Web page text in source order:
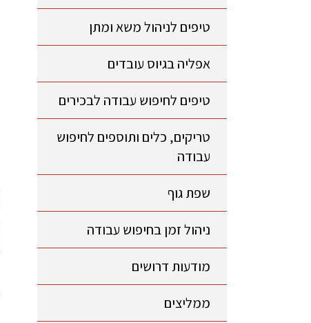
טיפים לניהול משא ומתן
אפליה בגיוס עובדים
טיפים לחיפוש עבודה לבכירים
טריקים, כלים ותוספים לחיפוש
עבודה
שפת גוף
ניהול זמן בחיפוש עבודה
מודעות דרושים
ממליצים